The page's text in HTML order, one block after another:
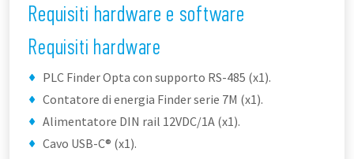
Requisiti hardware e software
Requisiti hardware
PLC Finder Opta con supporto RS-485 (x1).
Contatore di energia Finder serie 7M (x1).
Alimentatore DIN rail 12VDC/1A (x1).
Cavo USB-C® (x1).